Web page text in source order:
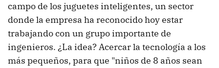
campo de los juguetes inteligentes, un sector
donde la empresa ha reconocido hoy estar
trabajando con un grupo importante de
ingenieros. ¿La idea? Acercar la tecnología a los
más pequeños, para que "niños de 8 años sean